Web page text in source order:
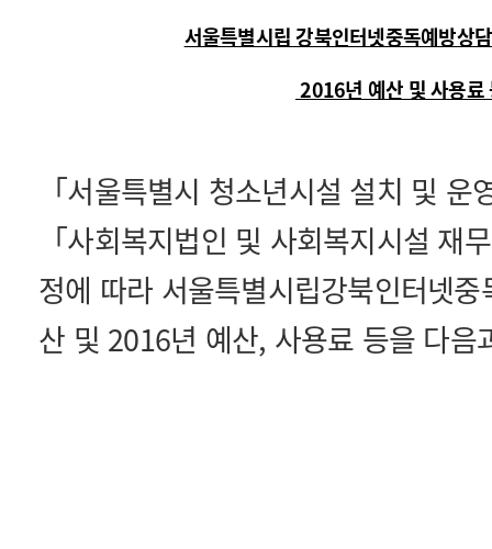
서울특별시립 강북인터넷중독예방상
2016년 예산 및 사용료
「서울특별시 청소년시설 설치 및
「사회복지법인 및 사회복지시설 재
정에 따라 서울특별시립강북인터넷
산 및 2016년 예산, 사용료 등을 다음